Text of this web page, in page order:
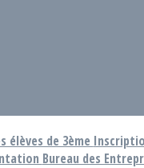
élèves de 3ème
Bureau des